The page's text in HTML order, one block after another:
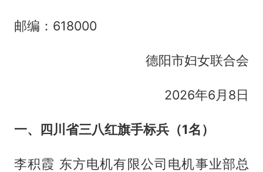
邮编：618000
德阳市妇女联合会
2026年6月8日
一、四川省三八红旗手标兵（1名）
李积霞 东方电机有限公司电机事业部总